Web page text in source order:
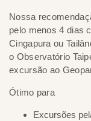
Nossa
pelo menos 4 dias
Cingapura ou
o Observatório
excursão ao
Ótimo para
Excursões